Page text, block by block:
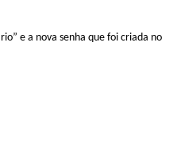
e a nova senha que foi criada no